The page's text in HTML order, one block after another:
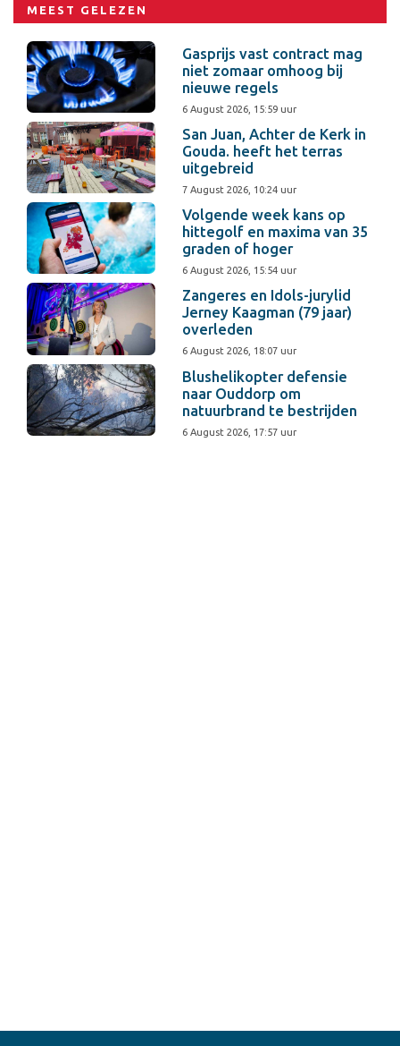
MEEST GELEZEN
Gasprijs vast contract mag
niet zomaar omhoog bij
nieuwe regels
6 August 2026, 15:59 uur
San Juan, Achter de Kerk in
Gouda. heeft het terras
uitgebreid
7 August 2026, 10:24 uur
Volgende week kans op
hittegolf en maxima van 35
graden of hoger
6 August 2026, 15:54 uur
Zangeres en Idols-jurylid
Jerney Kaagman (79 jaar)
overleden
6 August 2026, 18:07 uur
Blushelikopter defensie
naar Ouddorp om
natuurbrand te bestrijden
6 August 2026, 17:57 uur